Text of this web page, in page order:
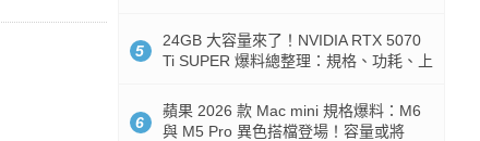
5
24GB 大容量來了！NVIDIA RTX 5070
Ti SUPER 爆料總整理：規格、功耗、上
6
蘋果 2026 款 Mac mini 規格爆料：M6
與 M5 Pro 異色搭檔登場！容量或將